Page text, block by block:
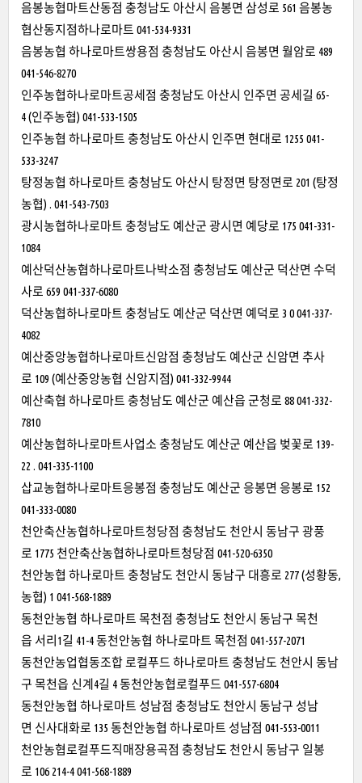
음봉농협마트산동점 충청남도 아산시 음봉면 삼성로 561 음봉농
협산동지점하나로마트 041-534-9331
음봉농협 하나로마트쌍용점 충청남도 아산시 음봉면 월암로 489
041-546-8270
인주농협하나로마트공세점 충청남도 아산시 인주면 공세길 65-
4 (인주농협) 041-533-1505
인주농협 하나로마트 충청남도 아산시 인주면 현대로 1255 041-
533-3247
탕정농협 하나로마트 충청남도 아산시 탕정면 탕정면로 201 (탕정
농협) . 041-543-7503
광시농협하나로마트 충청남도 예산군 광시면 예당로 175 041-331-
1084
예산덕산농협하나로마트나박소점 충청남도 예산군 덕산면 수덕
사로 659 041-337-6080
덕산농협하나로마트 충청남도 예산군 덕산면 예덕로 3 0 041-337-
4082
예산중앙농협하나로마트신암점 충청남도 예산군 신암면 추사
로 109 (예산중앙농협 신암지점) 041-332-9944
예산축협 하나로마트 충청남도 예산군 예산읍 군청로 88 041-332-
7810
예산농협하나로마트사업소 충청남도 예산군 예산읍 벚꽃로 139-
22 . 041-335-1100
삽교농협하나로마트응봉점 충청남도 예산군 응봉면 응봉로 152
041-333-0080
천안축산농협하나로마트청당점 충청남도 천안시 동남구 광풍
로 1775 천안축산농협하나로마트청당점 041-520-6350
천안농협 하나로마트 충청남도 천안시 동남구 대흥로 277 (성황동,
농협) 1 041-568-1889
동천안농협 하나로마트 목천점 충청남도 천안시 동남구 목천
읍 서리1길 41-4 동천안농협 하나로마트 목천점 041-557-2071
동천안농업협동조합 로컬푸드 하나로마트 충청남도 천안시 동남
구 목천읍 신계4길 4 동천안농협로컬푸드 041-557-6804
동천안농협 하나로마트 성남점 충청남도 천안시 동남구 성남
면 신사대화로 135 동천안농협 하나로마트 성남점 041-553-0011
천안농협로컬푸드직매장용곡점 충청남도 천안시 동남구 일봉
로 106 214-4 041-568-1889